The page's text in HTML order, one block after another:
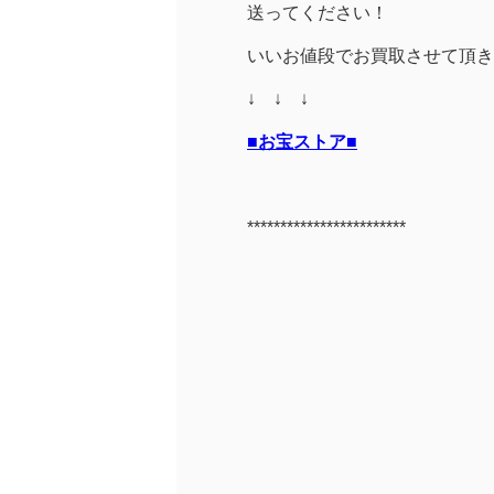
送ってください！
いいお値段でお買取させて頂
↓ ↓ ↓
■お宝ストア■
************************